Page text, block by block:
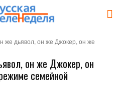
же дьявол, он же Джокер, он же
он же Джокер, он
семейной